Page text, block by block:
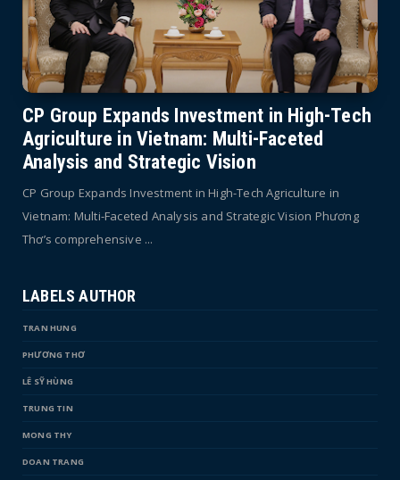
CP Group Expands Investment in High-Tech
Agriculture in Vietnam: Multi-Faceted
Analysis and Strategic Vision
CP Group Expands Investment in High-Tech Agriculture in
Vietnam: Multi-Faceted Analysis and Strategic Vision Phương
Thơ’s comprehensive ...
LABELS AUTHOR
TRAN HUNG
PHƯƠNG THƠ
LÊ SỸ HÙNG
TRUNG TIN
MONG THY
DOAN TRANG